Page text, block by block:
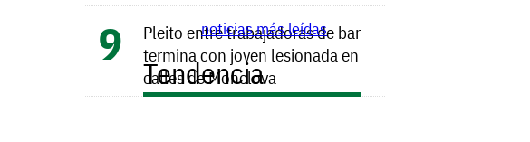
Pleito entre trabajadoras de bar
termina con joven lesionada en
calles de Monclova
noticias más leídas
Tendencia